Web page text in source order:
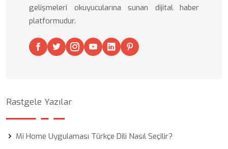
gelişmeleri okuyucularına sunan dijital haber
platformudur.
Rastgele Yazılar
Mi Home Uygulaması Türkçe Dili Nasıl Seçilir?